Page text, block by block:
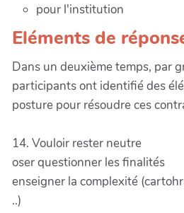
pour l'institution
Eléments de
Dans un deuxième temps, par
participants ont identifié des
posture pour résoudre ces
14. Vouloir rester neutre
oser questionner les finalités
enseigner la complexité
..)